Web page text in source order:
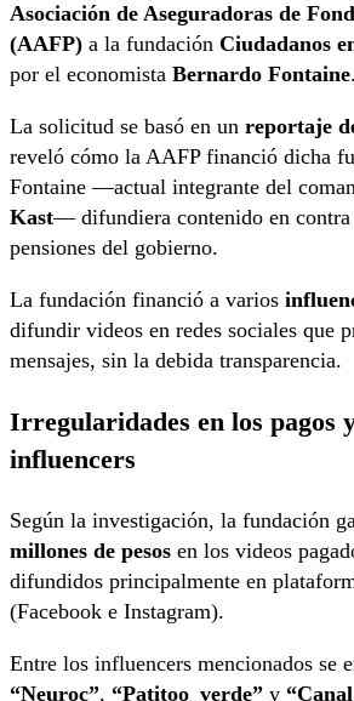
Asociación de Aseguradoras de
(AAFP) a la fundación Ciudadanos
por el economista Bernardo Fontaine.
La solicitud se basó en un reportaje
reveló cómo la AAFP financió dicha
Fontaine —actual integrante del
Kast— difundiera contenido en contra
pensiones del gobierno.
La fundación financió a varios
difundir videos en redes sociales que
mensajes, sin la debida transparencia.
Irregularidades en los pagos
influencers
Según la investigación, la fundación
millones de pesos en los videos
difundidos principalmente en
(Facebook e Instagram).
Entre los influencers mencionados se
“Neuroc”, “Patitoo_verde” y